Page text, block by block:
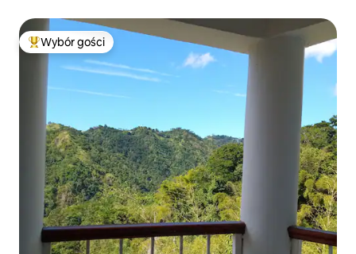
Najpopularniejsze z kategorii Wybór gości
Wybór gości